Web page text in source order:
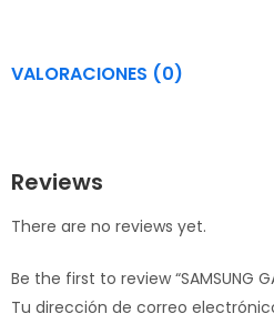
VALORACIONES (0)
Reviews
There are no reviews yet.
Be the first to review “SAMSUNG
Tu dirección de correo